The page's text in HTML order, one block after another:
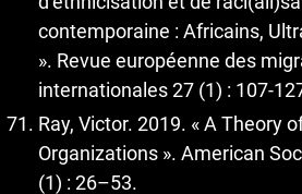
contemporaine : Africains,
». Revue européenne des
internationales 27 (1) : 107-
Ray, Victor. 2019. « A Theory
Organizations ». American
(1) : 26–53.